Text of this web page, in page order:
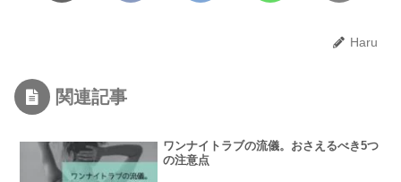
Haru
関連記事
ワンナイトラブの流儀。おさえるべき5つ
の注意点